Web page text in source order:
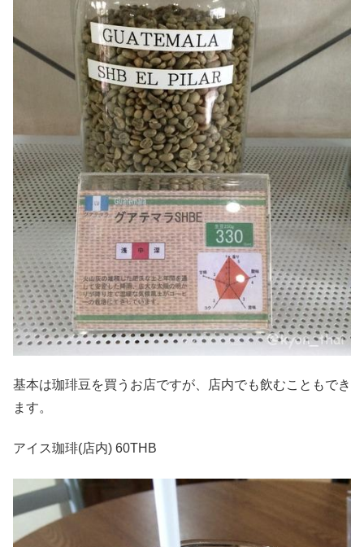
基本は珈琲豆を買うお店ですが、店内でも飲むこともでき
ます。
アイス珈琲(店内) 60THB